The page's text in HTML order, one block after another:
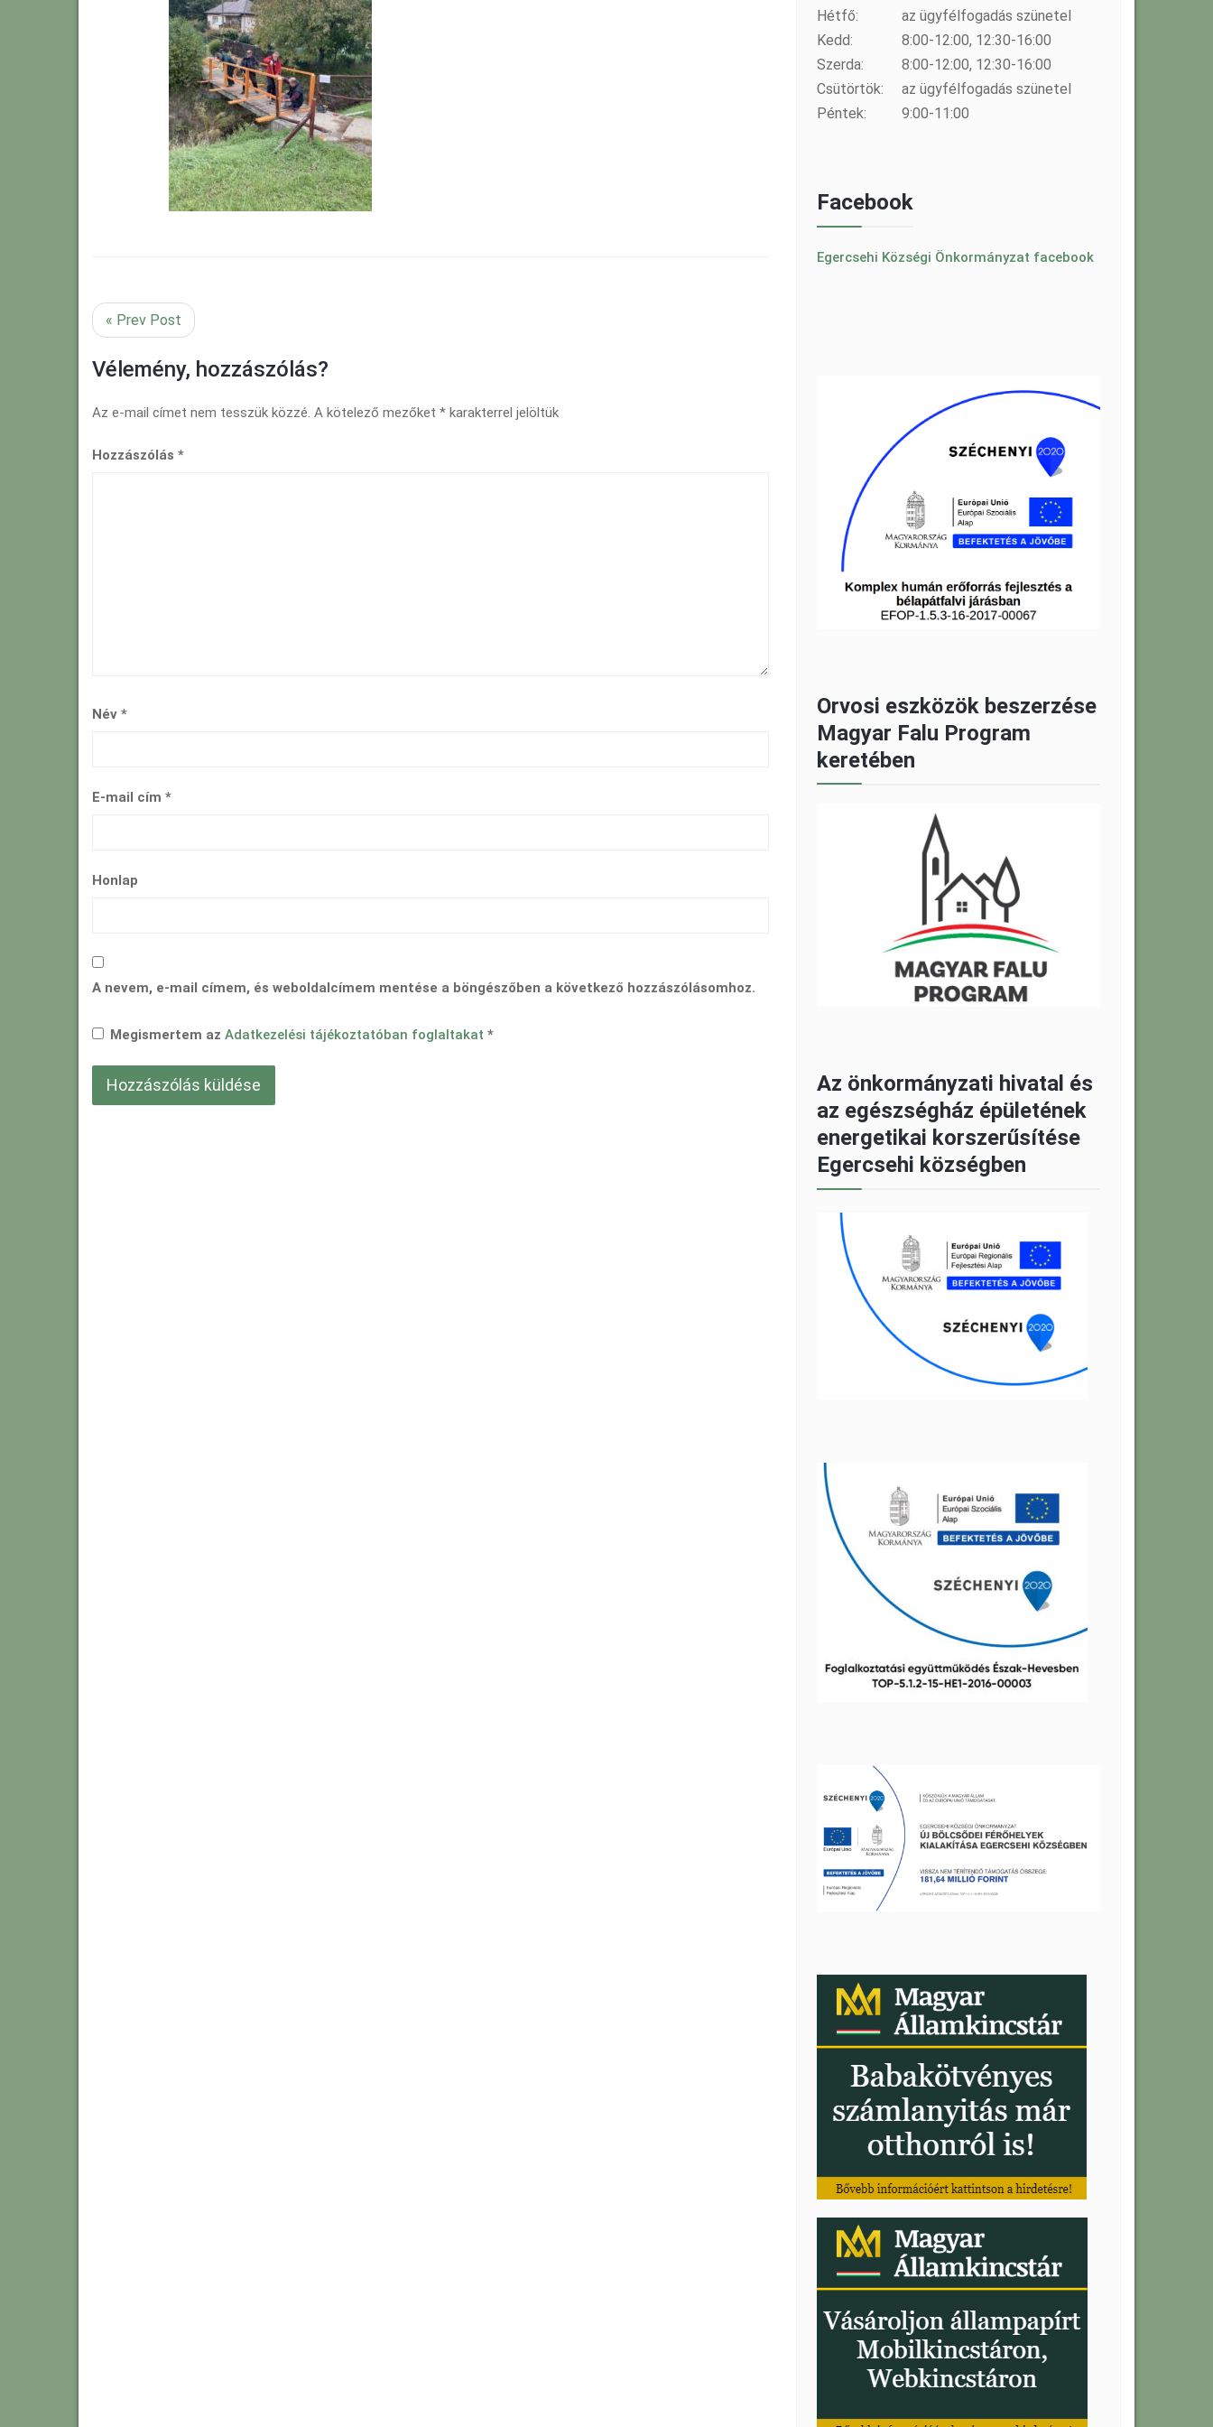
« Prev Post
Vélemény, hozzászólás?
Az e-mail címet nem tesszük közzé. A kötelező mezőket * karakterrel jelöltük
Hozzászólás *
Név *
E-mail cím *
Honlap
A nevem, e-mail címem, és weboldalcímem mentése a böngészőben a következő hozzászólásomhoz.
Megismertem az Adatkezelési tájékoztatóban foglaltakat *
Hétfő:
az ügyfélfogadás szünetel
Kedd:
8:00-12:00, 12:30-16:00
Szerda:
8:00-12:00, 12:30-16:00
Csütörtök:
az ügyfélfogadás szünetel
Péntek:
9:00-11:00
Facebook
Egercsehi Községi Önkormányzat facebook
Orvosi eszközök beszerzése
Magyar Falu Program
keretében
Az önkormányzati hivatal és
az egészségház épületének
energetikai korszerűsítése
Egercsehi községben